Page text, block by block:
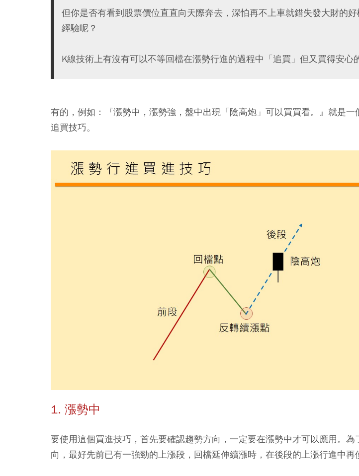
但你是否有看到股票價位直直向天際奔去，深怕再不上車就錯失發大財的
經驗呢？
K線技術上有沒有可以不等回檔在漲勢行進的過程中「追買」但又買得安心
有的，例如： 『漲勢中，漲勢強，盤中出現「陰高炮」可以買買看。』 就是一
追買技巧。
1. 漲勢中
要使用這個買進技巧，首先要確認趨勢方向，一定要在漲勢中才可以應用。為
向，最好先前已有一強勁的上漲段，回檔延伸續漲時，在後段的上漲行進中再